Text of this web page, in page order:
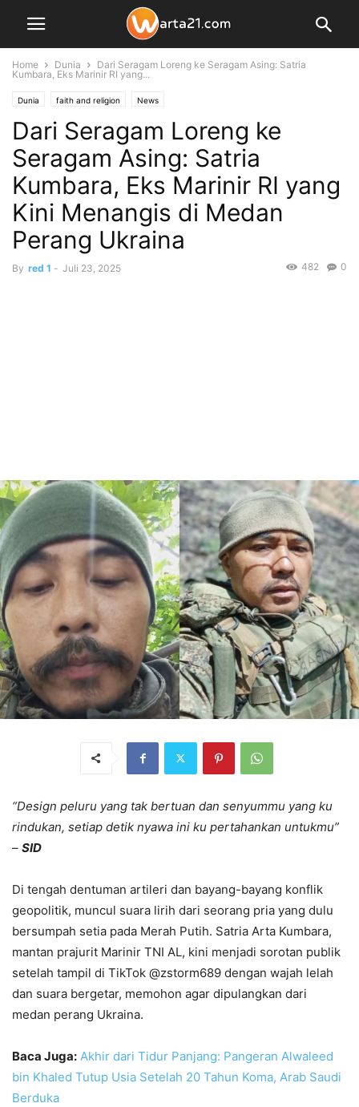
Home Dunia
Dari Seragam Loreng ke Seragam Asing: Satria
Kumbara, Eks Marinir RI yang...
Dunia faith and religion News
Dari Seragam Loreng ke
Seragam Asing: Satria
Kumbara, Eks Marinir RI yang
Kini Menangis di Medan
Perang Ukraina
By red 1 - Juli 23, 2025 0
482
“Design peluru yang tak bertuan dan senyummu yang ku
rindukan, setiap detik nyawa ini ku pertahankan untukmu”
– SID
Di tengah dentuman artileri dan bayang-bayang konflik
geopolitik, muncul suara lirih dari seorang pria yang dulu
bersumpah setia pada Merah Putih. Satria Arta Kumbara,
mantan prajurit Marinir TNI AL, kini menjadi sorotan publik
setelah tampil di TikTok @zstorm689 dengan wajah lelah
dan suara bergetar, memohon agar dipulangkan dari
medan perang Ukraina.
Baca Juga: Akhir dari Tidur Panjang: Pangeran Alwaleed
bin Khaled Tutup Usia Setelah 20 Tahun Koma, Arab Saudi
Berduka